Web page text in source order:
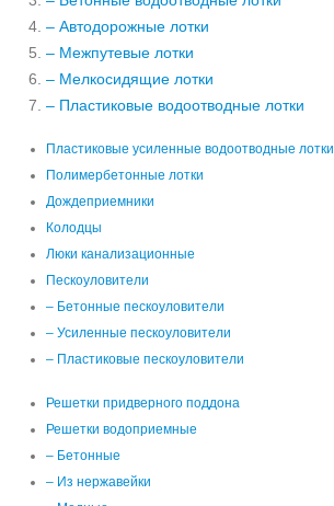
– Автодорожные лотки
– Межпутевые лотки
– Мелкосидящие лотки
– Пластиковые водоотводные лотки
Пластиковые усиленные водоотводные лотки
Полимербетонные лотки
Дождеприемники
Колодцы
Люки канализационные
Пескоуловители
– Бетонные пескоуловители
– Усиленные пескоуловители
– Пластиковые пескоуловители
Решетки придверного поддона
Решетки водоприемные
– Бетонные
– Из нержавейки